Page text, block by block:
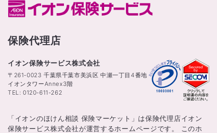
保険代理店
イオン保険サービス株式会社
〒261-0023 千葉県千葉市美浜区 中瀬一丁目4番地
イオンタワーAnnex3階
TEL: 0120-611-262
「イオンのほけん相談 保険マーケット」は保険代理店イオン
保険サービス株式会社が運営するホームページです。 このホ